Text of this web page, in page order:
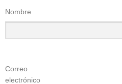
Nombre
Correo
electrónico